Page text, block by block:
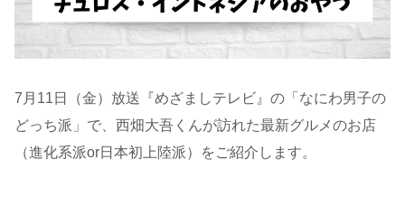
7月11日（金）放送『めざましテレビ』の「なにわ男子の
どっち派」で、西畑大吾くんが訪れた最新グルメのお店
（進化系派or日本初上陸派）をご紹介します。